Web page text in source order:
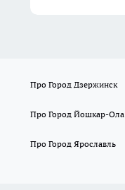
Про Город Дзержинск
Про Город Йошкар-Ола
Про Город Ярославль